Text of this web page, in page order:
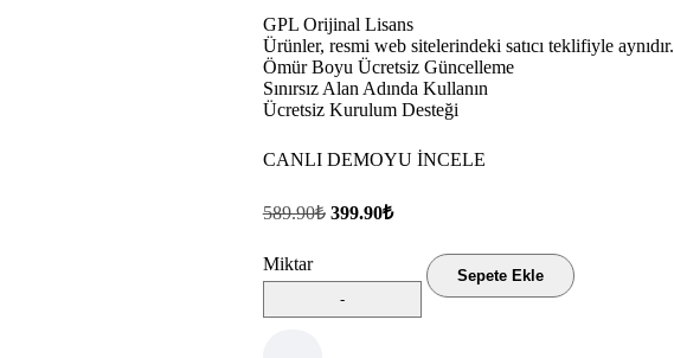
GPL Orijinal Lisans
Ürünler, resmi web sitelerindeki satıcı teklifiyle aynıdır.
Ömür Boyu Ücretsiz Güncelleme
Sınırsız Alan Adında Kullanın
Ücretsiz Kurulum Desteği
CANLI DEMOYU İNCELE
589.90₺ 399.90₺
Miktar
Sepete Ekle